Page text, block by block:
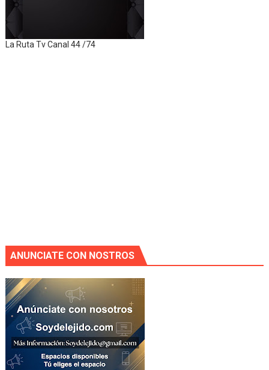
La Ruta Tv Canal 44 /74
ANUNCIATE CON NOSTROS